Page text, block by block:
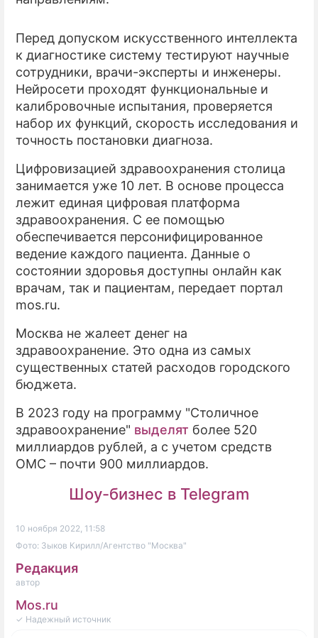
Перед допуском искусственного интеллекта
к диагностике систему тестируют научные
сотрудники, врачи-эксперты и инженеры.
Нейросети проходят функциональные и
калибровочные испытания, проверяется
набор их функций, скорость исследования и
точность постановки диагноза.
Цифровизацией здравоохранения столица
занимается уже 10 лет. В основе процесса
лежит единая цифровая платформа
здравоохранения. С ее помощью
обеспечивается персонифицированное
ведение каждого пациента. Данные о
состоянии здоровья доступны онлайн как
врачам, так и пациентам, передает портал
mos.ru.
Москва не жалеет денег на
здравоохранение. Это одна из самых
существенных статей расходов городского
бюджета.
В 2023 году на программу "Столичное
здравоохранение" выделят более 520
миллиардов рублей, а с учетом средств
ОМС – почти 900 миллиардов.
Шоу-бизнес в Telegram
10 ноября 2022, 11:58
Фото: Зыков Кирилл/Агентство "Москва"
Редакция
автор
Mos.ru
✓ Надежный источник